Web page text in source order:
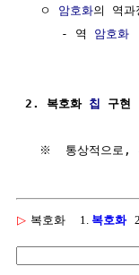
  ㅇ
암호화의 역
     - 역
암호화
2. 복호화 칩 구현
  ※  통상적으로,
▷ 복호화 1. 복호화2.